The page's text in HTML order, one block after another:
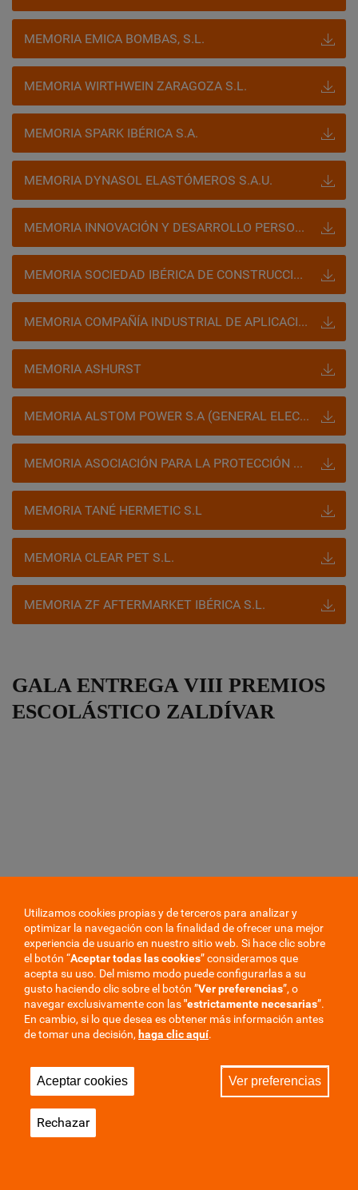
MEMORIA EMICA BOMBAS, S.L.
MEMORIA WIRTHWEIN ZARAGOZA S.L.
MEMORIA SPARK IBÉRICA S.A.
MEMORIA DYNASOL ELASTÓMEROS S.A.U.
MEMORIA INNOVACIÓN Y DESARROLLO PERSONAL S.L
MEMORIA SOCIEDAD IBÉRICA DE CONSTRUCCIONES ELÉCTRICAS S.A (SICE)
MEMORIA COMPAÑÍA INDUSTRIAL DE APLICACIONES TÉRMICAS S.A (GRUPO CARRIER)
MEMORIA ASHURST
MEMORIA ALSTOM POWER S.A (GENERAL ELECTRIC)
MEMORIA ASOCIACIÓN PARA LA PROTECCIÓN DE LOS ANCIANOS DE LALÍN Y SU COMARCA (APALC)
MEMORIA TANÉ HERMETIC S.L
MEMORIA CLEAR PET S.L.
MEMORIA ZF AFTERMARKET IBÉRICA S.L.
GALA ENTREGA VIII PREMIOS
ESCOLÁSTICO ZALDÍVAR
¿Qué te ha parecido este contenido?
Gala de entrega VIII Premios EZ
Revista Premios EZ 2021
Utilizamos cookies propias y de terceros para analizar y
optimizar la navegación con la finalidad de ofrecer una mejor
experiencia de usuario en nuestro sitio web. Si hace clic sobre
el botón “Aceptar todas las cookies” consideramos que
acepta su uso. Del mismo modo puede configurarlas a su
gusto haciendo clic sobre el botón ”Ver preferencias”, o
navegar exclusivamente con las"estrictamentenecesarias”.
En cambio, si lo que desea es obtener más información antes
de tomar una decisión, haga clic aquí.
Aceptar cookies Ver preferencias
Rechazar